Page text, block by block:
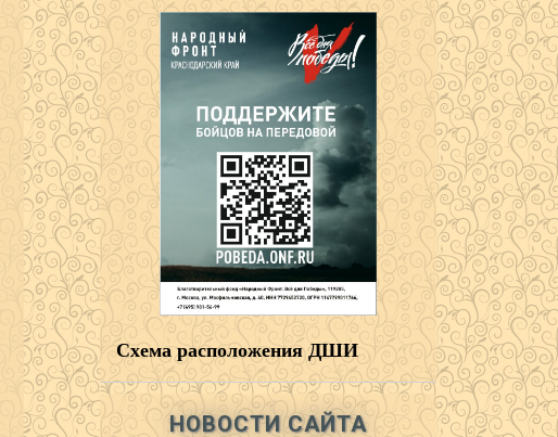
Схема расположения ДШИ
НОВОСТИ САЙТА